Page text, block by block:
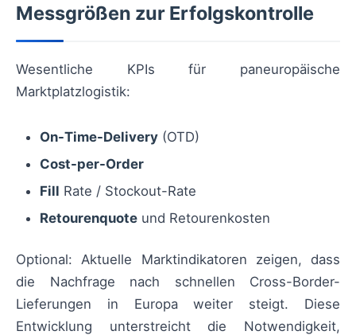
Messgrößen zur Erfolgskontrolle
Wesentliche KPIs für paneuropäische
Marktplatzlogistik:
On-Time-Delivery (OTD)
Cost-per-Order
Fill Rate / Stockout-Rate
Retourenquote und Retourenkosten
Optional: Aktuelle Marktindikatoren zeigen, dass
die Nachfrage nach schnellen Cross-Border-
Lieferungen in Europa weiter steigt. Diese
Entwicklung unterstreicht die Notwendigkeit,